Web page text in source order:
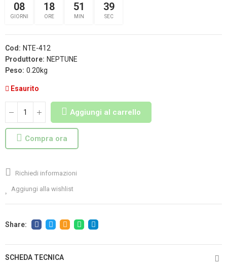
08
GIORNI
18
ORE
51
MIN
38
SEC
Cod: NTE-412
Produttore: NEPTUNE
Peso: 0.20kg
Esaurito
Aggiungi al carrello
Compra ora
Richiedi informazioni
Aggiungi alla wishlist
SCHEDA TECNICA